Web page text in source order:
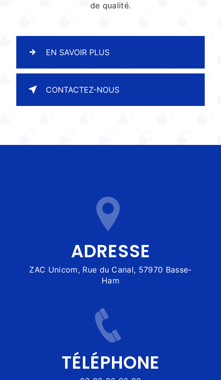
de qualité.
EN SAVOIR PLUS
CONTACTEZ-NOUS
ADRESSE
ZAC Unicom, Rue du Canal, 57970 Basse-
Ham
TÉLÉPHONE